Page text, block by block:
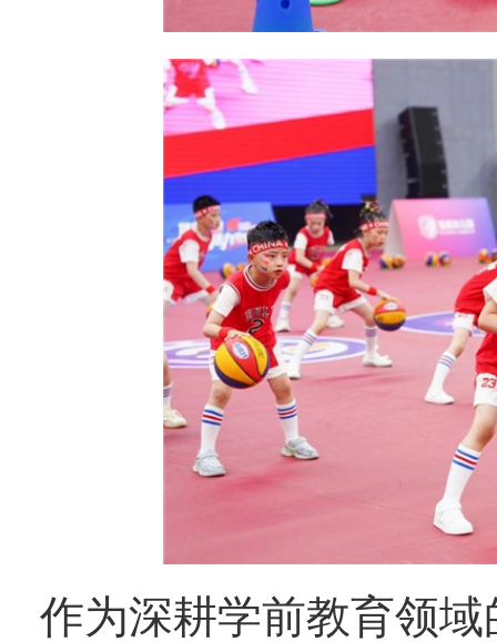
作为深耕学前教育领